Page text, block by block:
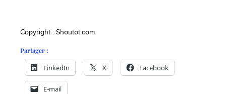
Copyright : Shoutot.com
Partager :
LinkedIn X Facebook
E-mail